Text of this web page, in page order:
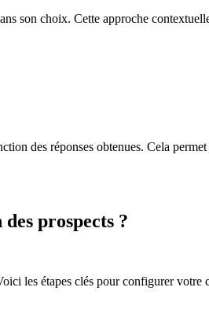
son choix. Cette approche
des réponses obtenues. Cela
prospects ?
les étapes clés pour configurer